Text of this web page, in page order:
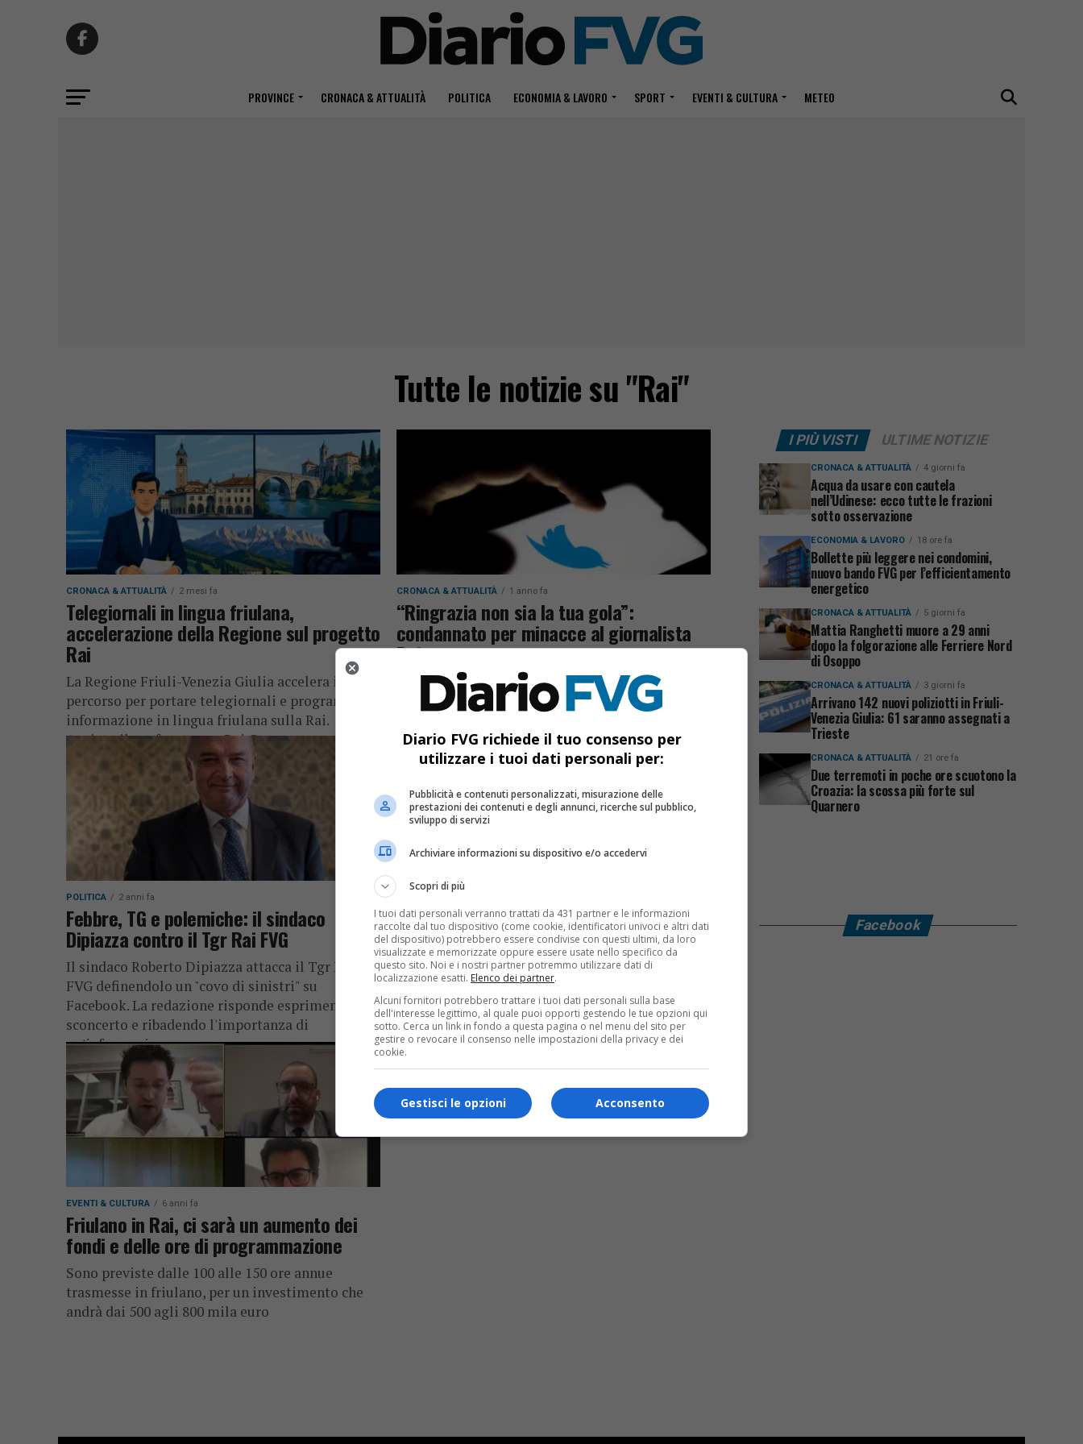
PROVINCE CRONACA & ATTUALITÀ POLITICA ECONOMIA & LAVORO SPORT EVENTI & CULTURA METEO
Tutte le notizie su "Rai"
CRONACA & ATTUALITÀ 2 mesi fa
Telegiornali in lingua friulana,
accelerazione della Regione sul progetto
Rai
La Regione Friuli-Venezia Giulia accelera il
percorso per portare telegiornali e programmi di
informazione in lingua friulana sulla Rai.
Avviato il confronto con Rai Com e...
CRONACA & ATTUALITÀ 1 anno fa
“Ringrazia non sia la tua gola”:
condannato per minacce al giornalista
Rai
Una frase intimidatoria su Twitter costa cara a
un manifestante No Green Pass: condanna per
Bartolomeo.
POLITICA 2 anni fa
Febbre, TG e polemiche: il sindaco
Dipiazza contro il Tgr Rai FVG
Il sindaco Roberto Dipiazza attacca il Tgr Rai
FVG definendolo un "covo di sinistri" su
Facebook. La redazione risponde esprimendo
sconcerto e ribadendo l'importanza di
un'informazione...
La “Cripta dei Cappuccini” debutta in
radiodramma su RAI Radio3
La Cripta dei Cappuccini sbarca sulle onde
sonore, portando l'emozione del palcoscenico
direttamente nelle vostre case. Un'esperienza da
non perdere per gli amanti della cultura e...
EVENTI & CULTURA 6 anni fa
Friulano in Rai, ci sarà un aumento dei
fondi e delle ore di programmazione
Sono previste dalle 100 alle 150 ore annue
trasmesse in friulano, per un investimento che
andrà dai 500 agli 800 mila euro
I PIÙ VISTI ULTIME NOTIZIE
CRONACA & ATTUALITÀ 4 giorni fa
Acqua da usare con cautela
nell’Udinese: ecco tutte le frazioni
sotto osservazione
ECONOMIA & LAVORO 18 ore fa
Bollette più leggere nei condomini,
nuovo bando FVG per l’efficientamento
energetico
CRONACA & ATTUALITÀ 5 giorni fa
Mattia Ranghetti muore a 29 anni
dopo la folgorazione alle Ferriere Nord
di Osoppo
CRONACA & ATTUALITÀ 3 giorni fa
Arrivano 142 nuovi poliziotti in Friuli-
Venezia Giulia: 61 saranno assegnati a
Trieste
CRONACA & ATTUALITÀ 21 ore fa
Due terremoti in poche ore scuotono la
Croazia: la scossa più forte sul
Quarnero
Facebook
Diario FVG richiede il tuo consenso per
utilizzare i tuoi dati personali per:
Pubblicità e contenuti personalizzati, misurazione delle
prestazioni dei contenuti e degli annunci, ricerche sul pubblico,
sviluppo di servizi
Archiviare informazioni su dispositivo e/o accedervi
Scopri di più
I tuoi dati personali verranno trattati da 431 partner e le informazioni
raccolte dal tuo dispositivo (come cookie, identificatori univoci e altri dati
del dispositivo) potrebbero essere condivise con questi ultimi, da loro
visualizzate e memorizzate oppure essere usate nello specifico da
questo sito. Noi e i nostri partner potremmo utilizzare dati di
localizzazione esatti. Elenco dei partner.
Alcuni fornitori potrebbero trattare i tuoi dati personali sulla base
dell'interesse legittimo, al quale puoi opporti gestendo le tue opzioni qui
sotto. Cerca un link in fondo a questa pagina o nel menu del sito per
gestire o revocare il consenso nelle impostazioni della privacy e dei
cookie.
Acconsento
Gestisci le opzioni